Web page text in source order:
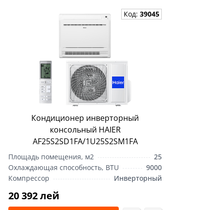
Код:39045
Кондиционер инверторный
консольный HAIER
AF25S2SD1FA/1U25S2SM1FA
Площадь помещения, м2
25
Охлаждающая способность, BTU
9000
Компрессор
Инверторный
20 392 лей